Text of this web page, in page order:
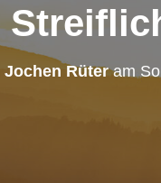
Jochen Rüteram